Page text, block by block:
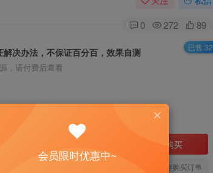
0 272 89
解决办法，不保证百分百，效果自测
，请付费后查看
立即购买
您当前未登录！建议登陆后购买，可保存购买订单
已售 32
会员限时优惠中~